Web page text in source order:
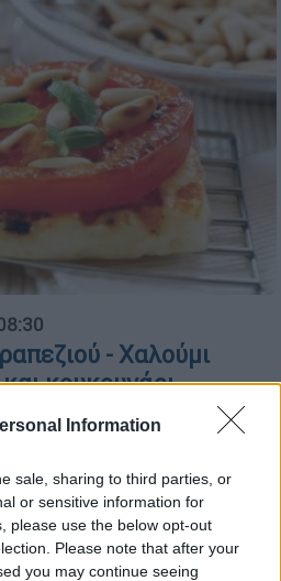
Information
sale, sharing to third parties, or
or sensitive information for
please use the below opt-out
Please note that after your
you may continue seeing
- Χαλούμι
κουκουνάρι
γεύση του
ντομάτας, τη γήινη
και τα
και του βασιλικού, σ’